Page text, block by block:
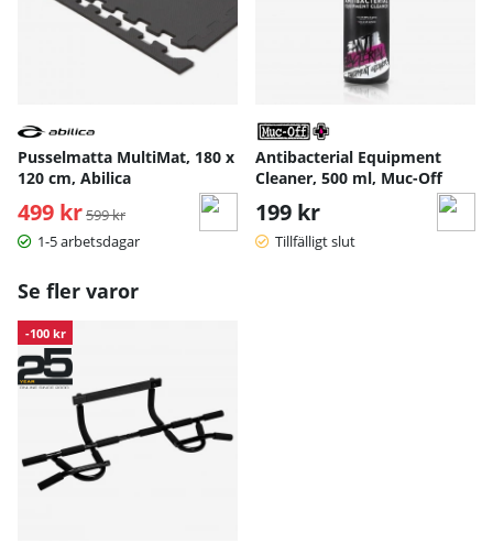
Pusselmatta MultiMat, 180 x
120 cm, Abilica
499 kr Ordinarie pris:
599 kr
1-5 arbetsdagar
Antibacterial Equipment
Cleaner, 500 ml, Muc-Off
199 kr
Tillfälligt slut
Se fler varor
-100 kr